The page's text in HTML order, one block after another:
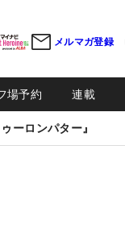
メルマガ登録
場予約 連載
ーロンパター』